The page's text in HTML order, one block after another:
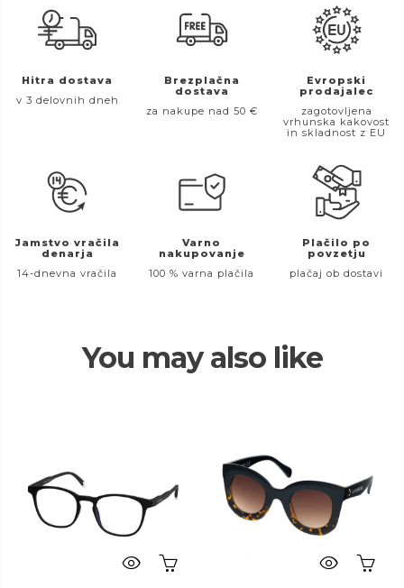
Hitra dostava
v 3 delovnih dneh
Brezplačna
dostava
za nakupe nad 50 €
Evropski
prodajalec
zagotovljena
vrhunska kakovost
in skladnost z EU
Jamstvo vračila
denarja
14-dnevna vračila
Varno
nakupovanje
100 % varna plačila
Plačilo po
povzetju
plačaj ob dostavi
You may also like